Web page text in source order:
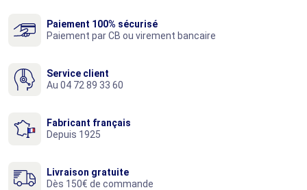
Paiement 100% sécurisé
Paiement par CB ou virement bancaire
Service client
Au 04 72 89 33 60
Fabricant français
Depuis 1925
Livraison gratuite
Dès 150€ de commande